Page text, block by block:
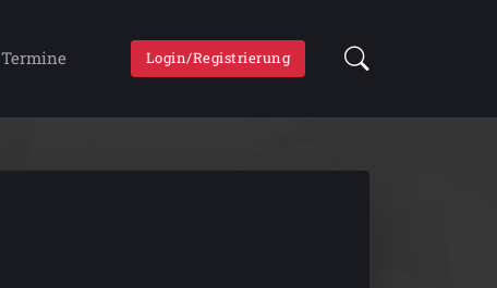
Termine Login/Registrierung